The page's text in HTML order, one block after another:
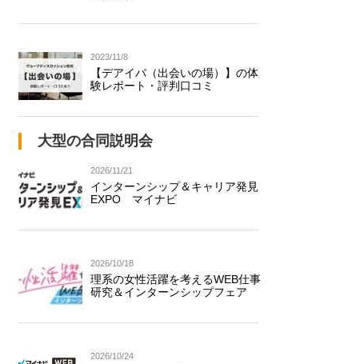
2023/11/8
【デアイバ（出会いの場）】の体
験レポート・評判口コミ
大型の合同説明会
2026/11/21
インターンシップ＆キャリア発見
EXPO マイナビ
2026/10/18
理系の女性活躍を考えるWEB仕事
研究＆インターンシップフェア
2026/10/24